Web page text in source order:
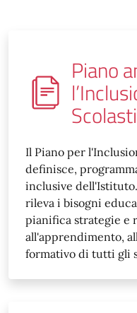
Piano
Il Piano per
definisce,
inclusive
rileva i bisogni
pianifica strategie e
all'apprendimento,
formativo di tutti gli